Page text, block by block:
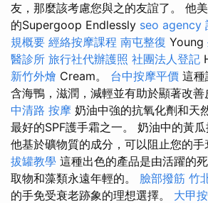
友，那麼該考慮您與之的友誼了。 他
的Supergoop Endlessly seo agency
規概要 經絡按摩課程 南屯整復 Young
醫診所 旅行社代辦護照 社團法人登記
新竹外燴 Cream。 台中按摩平價 這種
含海鴨，滋潤，減輕並有助於顯著改善
中清路 按摩 奶油中強的抗氧化劑和天
最好的SPF護手霜之一。 奶油中的黃
他基於礦物質的成分，可以阻止您的手
拔罐教學 這種出色的產品是由活躍的
取物和藻類永遠年輕的。 臉部撥筋 竹
的手免受衰老跡象的理想選擇。 大甲